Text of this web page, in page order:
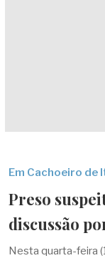
Em Cachoeiro de
Preso
discussão
Nesta quarta-feira